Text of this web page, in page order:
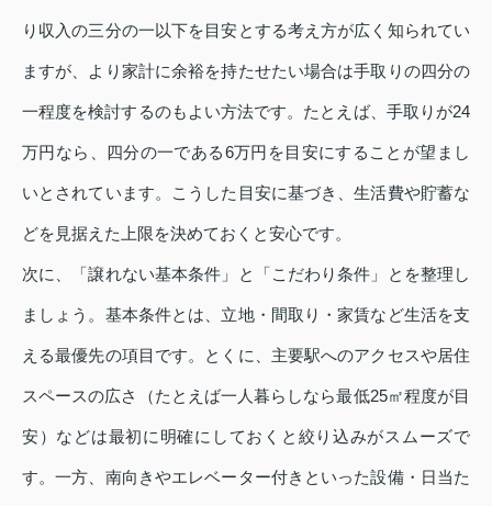
り収入の三分の一以下を目安とする考え方が広く知られてい
ますが、より家計に余裕を持たせたい場合は手取りの四分の
一程度を検討するのもよい方法です。たとえば、手取りが24
万円なら、四分の一である6万円を目安にすることが望まし
いとされています。こうした目安に基づき、生活費や貯蓄な
どを見据えた上限を決めておくと安心です。
次に、「譲れない基本条件」と「こだわり条件」とを整理し
ましょう。基本条件とは、立地・間取り・家賃など生活を支
える最優先の項目です。とくに、主要駅へのアクセスや居住
スペースの広さ（たとえば一人暮らしなら最低25㎡程度が目
安）などは最初に明確にしておくと絞り込みがスムーズで
す。一方、南向きやエレベーター付きといった設備・日当た